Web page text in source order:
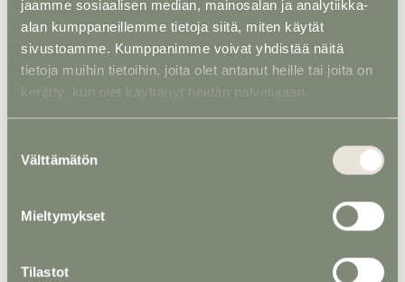
jaamme sosiaalisen median, mainosalan ja analytiikka-
alan kumppaneillemme tietoja siitä, miten käytät
sivustoamme. Kumppanimme voivat yhdistää näitä
tietoja muihin tietoihin, joita olet antanut heille tai joita on
kerätty, kun olet käyttänyt heidän palvelujaan.
valinta
Välttämätön
Mieltymykset
Tilastot